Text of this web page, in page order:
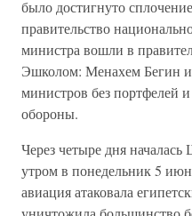
было достигнуто
правительство
министра вошли в
Эшколом: Менахем Бегин
министров без портфелей
обороны.
Через четыре дня
утром в понедельник 5
авиация атаковала